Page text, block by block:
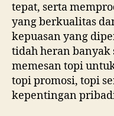
tepat, serta
yang berkualitas
kepuasan yang
tidah heran banyak
memesan topi
topi promosi, topi
kepentingan